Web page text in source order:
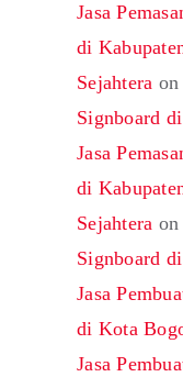
Jasa
di
Sejahtera on
Signboard
Jasa
di
Sejahtera on
Signboard
Jasa
di Kota
Jasa